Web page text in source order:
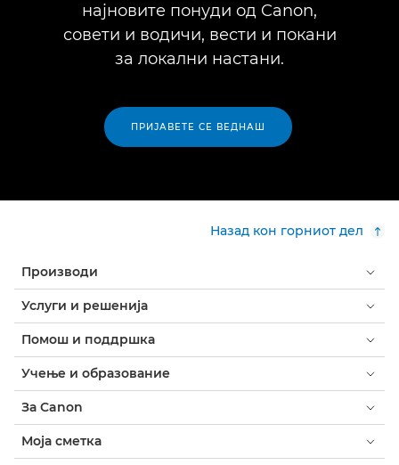
најновите понуди од Canon,
совети и водичи, вести и покани
за локални настани.
ПРИЈАВЕТЕ СЕ ВЕДНАШ
Назад кон горниот дел
Производи
Услуги и решенија
Помош и поддршка
Учење и образование
За Canon
Моја сметка